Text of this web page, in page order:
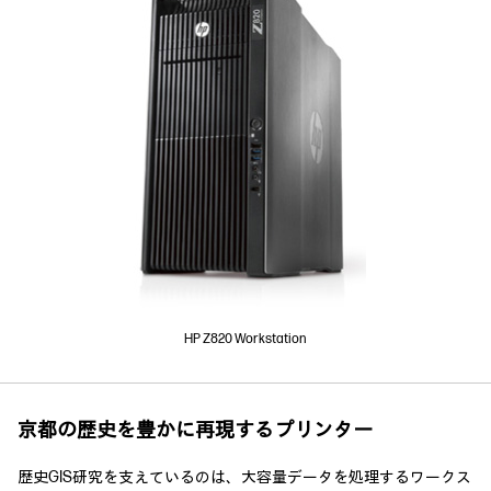
HP Z820 Workstation
京都の歴史を豊かに再現するプリンター
歴史GIS研究を支えているのは、大容量データを処理するワークス